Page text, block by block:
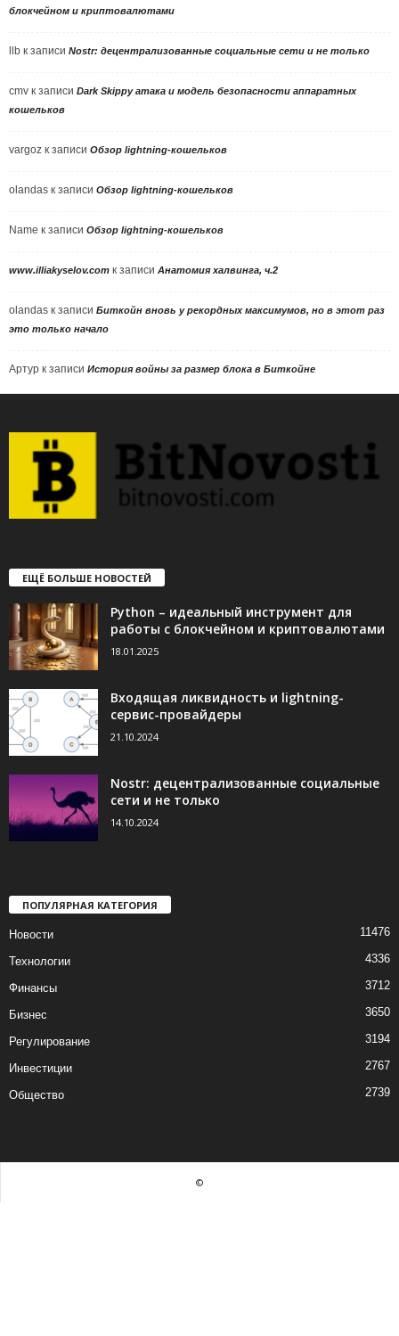
блокчейном и криптовалютами
llb к записи Nostr: децентрализованные социальные сети и не только
cmv к записи Dark Skippy атака и модель безопасности аппаратных
кошельков
vargoz к записи Обзор lightning-кошельков
olandas к записи Обзор lightning-кошельков
Name к записи Обзор lightning-кошельков
www.illiakyselov.com к записи Анатомия халвинга, ч.2
olandas к записи Биткойн вновь у рекордных максимумов, но в этот раз
это только начало
Артур к записи История войны за размер блока в Биткойне
ЕЩЁ БОЛЬШЕ НОВОСТЕЙ
Python – идеальный инструмент для
работы с блокчейном и криптовалютами
18.01.2025
Входящая ликвидность и lightning-
сервис-провайдеры
21.10.2024
Nostr: децентрализованные социальные
сети и не только
14.10.2024
ПОПУЛЯРНАЯ КАТЕГОРИЯ
Новости 11476
Технологии 4336
Финансы 3712
Бизнес 3650
Регулирование 3194
Инвестиции 2767
Общество 2739
©